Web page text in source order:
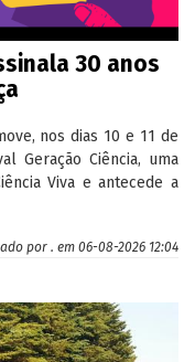
30 anos
nos dias 10 e 11 de
Geração Ciência, uma
Viva e antecede a
por . em 06-08-2026 12:04